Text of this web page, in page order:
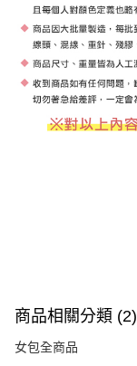
商品相關分類 (2)
女包全商品